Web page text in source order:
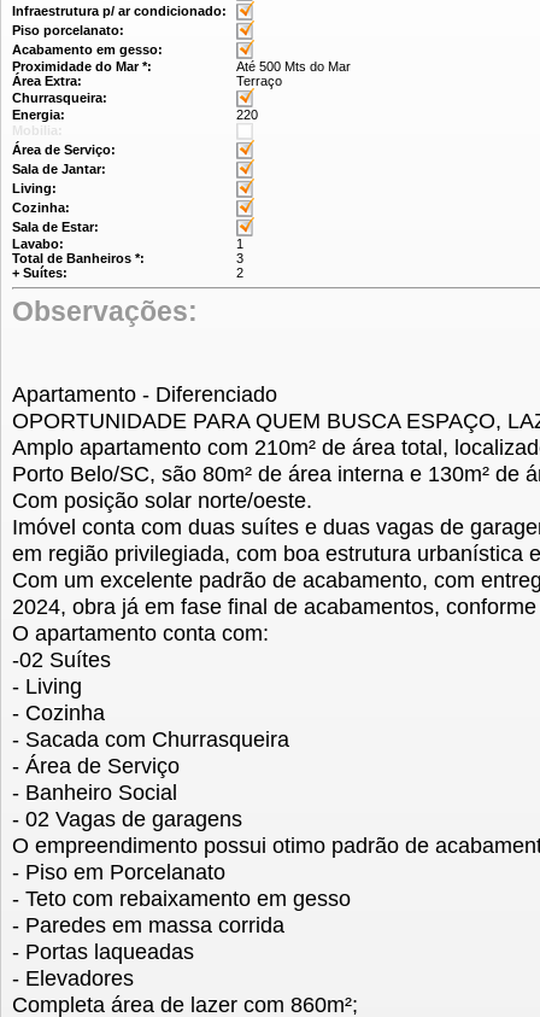
Infraestrutura p/ ar condicionado:
Piso porcelanato:
Acabamento em gesso:
Proximidade do Mar *:
Até 500 Mts do Mar
Área Extra:
Terraço
Churrasqueira:
Energia:
220
Mobilia:
Área de Serviço:
Sala de Jantar:
Living:
Cozinha:
Sala de Estar:
Lavabo:
1
Total de Banheiros *:
3
+ Suítes:
2
Observações:
Apartamento - Diferenciado
OPORTUNIDADE PARA QUEM BUSCA ESPAÇO,
Amplo apartamento com 210m² de área total,
Porto Belo/SC, são 80m² de área interna e 130m² de
Com posição solar norte/oeste.
Imóvel conta com duas suítes e duas vagas de
em região privilegiada, com boa estrutura urbanística
Com um excelente padrão de acabamento, com
2024, obra já em fase final de acabamentos,
O apartamento conta com:
-02 Suítes
- Living
- Cozinha
- Sacada com Churrasqueira
- Área de Serviço
- Banheiro Social
- 02 Vagas de garagens
O empreendimento possui otimo padrão de
- Piso em Porcelanato
- Teto com rebaixamento em gesso
- Paredes em massa corrida
- Portas laqueadas
- Elevadores
Completa área de lazer com 860m²;